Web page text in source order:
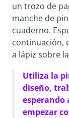
un trozo de
manche de
cuaderno.
continuación,
a lápiz sobre
Utiliza la
diseño,
esperando
empezar